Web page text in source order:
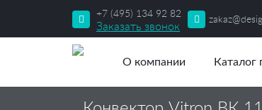
+7 (495) 134 92 82
Заказать звонок
О компании Каталог